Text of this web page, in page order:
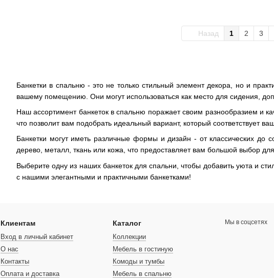
Банкетки в спальню - это не только стильный элемент декора, но и
вашему помещению. Они могут использоваться как место для сидения,
Наш ассортимент банкеток в спальню поражает своим разнообразием и
что позволит вам подобрать идеальный вариант, который соответствует
Банкетки могут иметь различные формы и дизайн - от классических до
дерево, металл, ткань или кожа, что предоставляет вам большой выбор
Выберите одну из наших банкеток для спальни, чтобы добавить уюта и
с нашими элегантными и практичными банкетками!
Назад 1 2 3
Клиентам
Вход в личный кабинет
О нас
Контакты
Оплата и доставка
Каталог
Коллекции
Мебель в гостиную
Комоды и тумбы
Мебель в спальню
Мы в соцсетях